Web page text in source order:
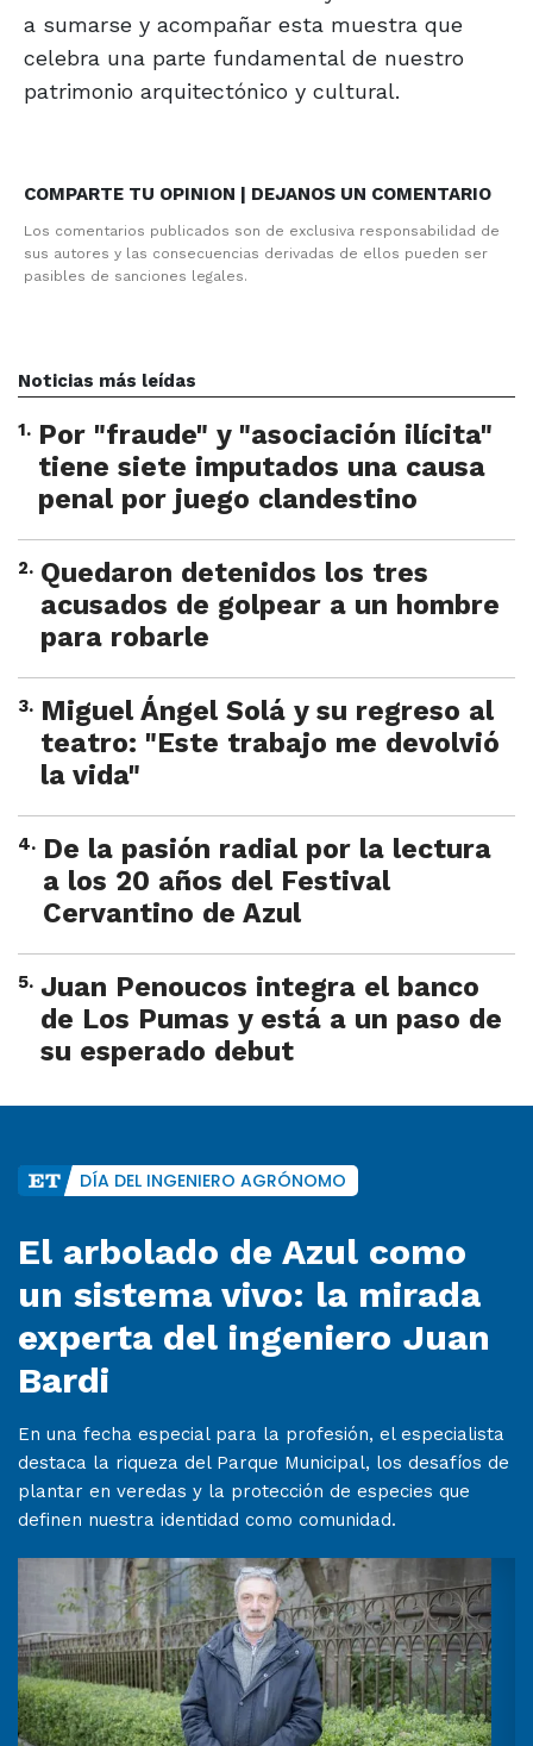
a sumarse y acompañar esta muestra que
celebra una parte fundamental de nuestro
patrimonio arquitectónico y cultural.
COMPARTE TU OPINION | DEJANOS UN COMENTARIO
Los comentarios publicados son de exclusiva responsabilidad de
sus autores y las consecuencias derivadas de ellos pueden ser
pasibles de sanciones legales.
Noticias más leídas
1. Por "fraude" y "asociación ilícita"
tiene siete imputados una causa
penal por juego clandestino
2. Quedaron detenidos los tres
acusados de golpear a un hombre
para robarle
3. Miguel Ángel Solá y su regreso al
teatro: "Este trabajo me devolvió
la vida"
4. De la pasión radial por la lectura
a los 20 años del Festival
Cervantino de Azul
5. Juan Penoucos integra el banco
de Los Pumas y está a un paso de
su esperado debut
DÍA DEL INGENIERO AGRÓNOMO
El arbolado de Azul como
un sistema vivo: la mirada
experta del ingeniero Juan
Bardi
En una fecha especial para la profesión, el especialista
destaca la riqueza del Parque Municipal, los desafíos de
plantar en veredas y la protección de especies que
definen nuestra identidad como comunidad.